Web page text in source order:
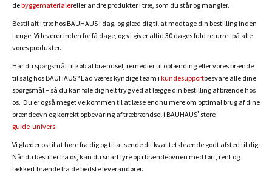
debyggematerialereller andre produkter i træ, som du står og mangler.
Bestil alt i træ hos BAUHAUS i dag, og glæd dig til at modtage din bestilling inden
længe. Vi leverer inden for få dage, og vi giver altid 30 dages fuld returret på alle
vores produkter.
Har du spørgsmål til køb af brændsel, remedier til optænding eller vores brænde
til salg hos BAUHAUS? Lad væres kyndige team i kundesupportbesvare alle dine
spørgsmål – så du kan føle dig helt tryg ved at lægge din bestilling af brænde hos
os. Du er også meget velkommen til at læse endnu mere om optimal brug af dine
brændeovn og korrekt opbevaring af træbrændsel i BAUHAUS’ store
guide-univers.
Vi glæder os til at høre fra dig og til at sende dit kvalitetsbrænde godt afsted til dig.
Når du bestiller fra os, kan du snart fyre op i brændeovnen med tørt, rent og
lækkert brænde fra de bedste leverandører.